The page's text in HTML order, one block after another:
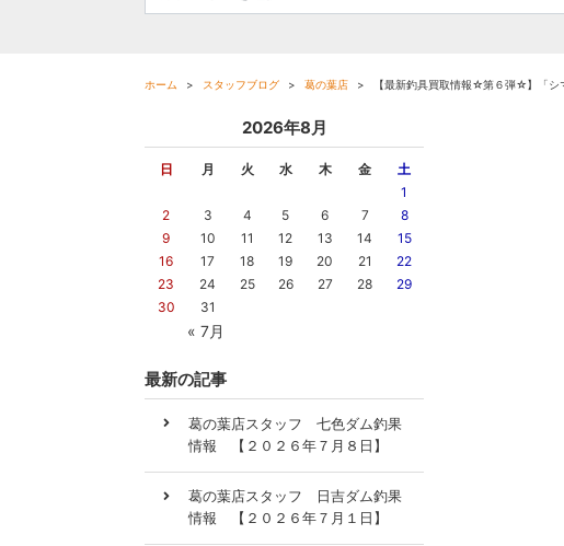
ホーム スタッフブログ 葛の葉店 【最新釣具買取情報☆第６弾☆】「
2026年8月
日 月 火 水 木 金 土
« 7月
1
2
3 4 5 6 7
8
9
10 11 12 13 14
15
16
17 18 19 20 21
22
23
24 25 26 27 28
29
30
31
最新の記事
葛の葉店スタッフ 七色ダム釣果
情報 【２０２６年７月８日】
葛の葉店スタッフ 日吉ダム釣果
情報 【２０２６年７月１日】